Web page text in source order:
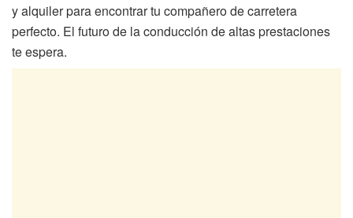
y alquiler para encontrar tu compañero de carretera
perfecto. El futuro de la conducción de altas prestaciones
te espera.